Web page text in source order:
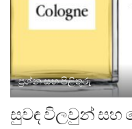
ප්‍රශ්න සහ පිළිතුරු
සුවඳ විලවුන්